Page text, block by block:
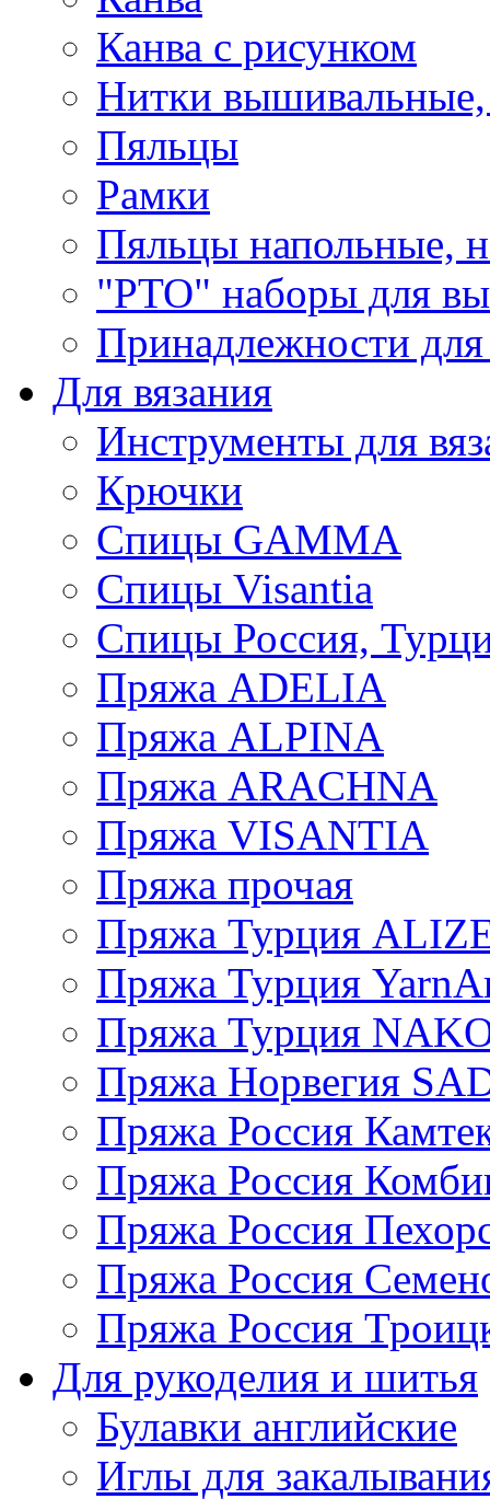
Канва с рисунком
Нитки
Пяльцы
Рамки
Пяльцы напольные,
"РТО" наборы для
Принадлежности
Для вязания
Инструменты для
Крючки
Спицы GAMMA
Спицы Visantia
Спицы Россия,
Пряжа ADELIA
Пряжа ALPINA
Пряжа ARACHNA
Пряжа VISANTIA
Пряжа прочая
Пряжа Турция
Пряжа Турция
Пряжа Турция
Пряжа Норвегия
Пряжа Россия
Пряжа Россия
Пряжа Россия
Пряжа Россия
Пряжа Россия
Для рукоделия и шитья
Булавки английские
Иглы для